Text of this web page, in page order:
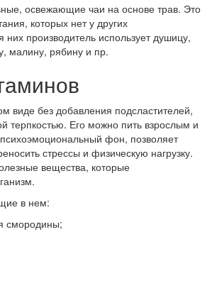
освежающие чаи на основе трав. Это
которых нет у других
них производитель использует душицу,
малину, рябину и пр.
виде без добавления подсластителей,
терпкостью. Его можно пить взрослым и
фон, позволяет
стрессы и физическую нагрузку.
вещества, которые
в нем:
смородины;